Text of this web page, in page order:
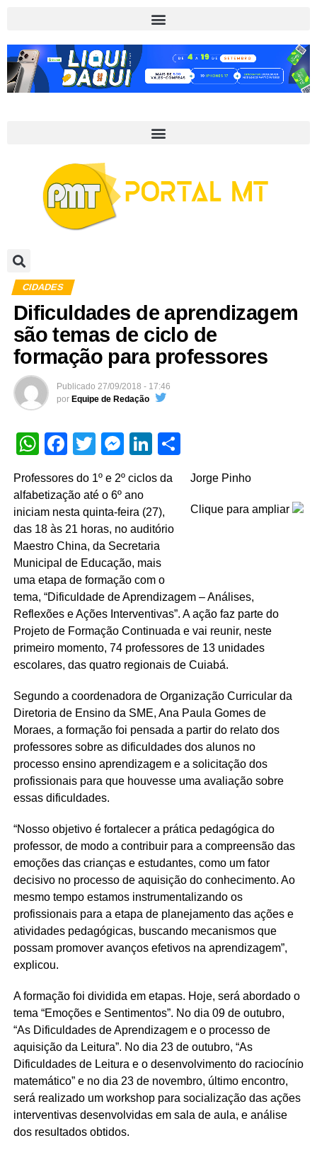
CIDADES
Dificuldades de aprendizagem
são temas de ciclo de
formação para professores
Publicado 27/09/2018 - 17:46
por Equipe de Redação
WhatsApp
Facebook
TwitterMessenger
LinkedIn
Jorge Pinho
Clique para ampliar
Professores do 1º e 2º ciclos da
alfabetização até o 6º ano
iniciam nesta quinta-feira (27),
das 18 às 21 horas, no auditório
Maestro China, da Secretaria
Municipal de Educação, mais
uma etapa de formação com o
tema, “Dificuldade de Aprendizagem – Análises,
Reflexões e Ações Interventivas”. A ação faz parte do
Projeto de Formação Continuada e vai reunir, neste
primeiro momento, 74 professores de 13 unidades
escolares, das quatro regionais de Cuiabá.
Segundo a coordenadora de Organização Curricular da
Diretoria de Ensino da SME, Ana Paula Gomes de
Moraes, a formação foi pensada a partir do relato dos
professores sobre as dificuldades dos alunos no
processo ensino aprendizagem e a solicitação dos
profissionais para que houvesse uma avaliação sobre
essas dificuldades.
“Nosso objetivo é fortalecer a prática pedagógica do
professor, de modo a contribuir para a compreensão das
emoções das crianças e estudantes, como um fator
decisivo no processo de aquisição do conhecimento. Ao
mesmo tempo estamos instrumentalizando os
profissionais para a etapa de planejamento das ações e
atividades pedagógicas, buscando mecanismos que
possam promover avanços efetivos na aprendizagem”,
explicou.
A formação foi dividida em etapas. Hoje, será abordado o
tema “Emoções e Sentimentos”. No dia 09 de outubro,
“As Dificuldades de Aprendizagem e o processo de
aquisição da Leitura”. No dia 23 de outubro, “As
Dificuldades de Leitura e o desenvolvimento do raciocínio
matemático” e no dia 23 de novembro, último encontro,
será realizado um workshop para socialização das ações
interventivas desenvolvidas em sala de aula, e análise
dos resultados obtidos.